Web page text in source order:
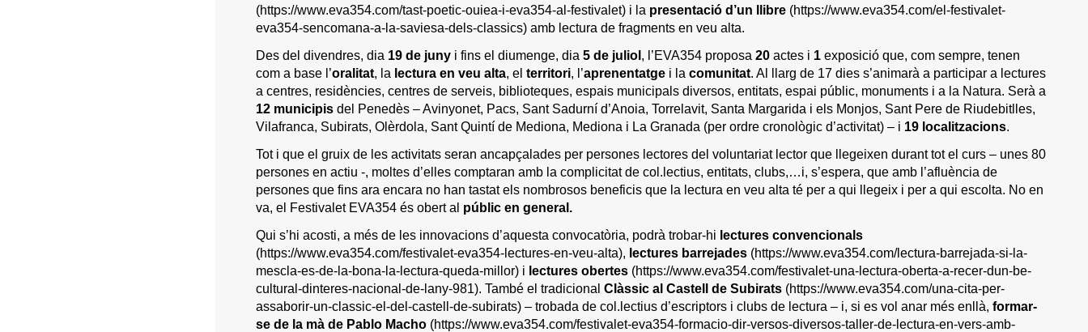
(https://www.eva354.com/tast-poetic-ouiea-i-eva354-al-festivalet) i la presentació d’un llibre (https://www.eva354.com/el-festivalet-
eva354-sencomana-a-la-saviesa-dels-classics) amb lectura de fragments en veu alta.
Des del divendres, dia 19 de juny i fins el diumenge, dia 5 de juliol , l’EVA354 proposa 20 actes i 1 exposició que, com sempre, tenen
com a base l’oralitat, la lectura en veu alta, el territori, l’aprenentatge i la comunitat. Al llarg de 17 dies s’animarà a participar a lectures
a centres, residències, centres de serveis, biblioteques, espais municipals diversos, entitats, espai públic, monuments i a la Natura. Serà a
12 municipis del Penedès – Avinyonet, Pacs, Sant Sadurní d’Anoia, Torrelavit, Santa Margarida i els Monjos, Sant Pere de Riudebitlles,
Vilafranca, Subirats, Olèrdola, Sant Quintí de Mediona, Mediona i La Granada (per ordre cronològic d’activitat) – i 19 localitzacions.
Tot i que el gruix de les activitats seran ancapçalades per persones lectores del voluntariat lector que llegeixen durant tot el curs – unes 80
persones en actiu -, moltes d’elles comptaran amb la complicitat de col.lectius, entitats, clubs,…i, s’espera, que amb l’afluència de
persones que fins ara encara no han tastat els nombrosos beneficis que la lectura en veu alta té per a qui llegeix i per a qui escolta. No en
va, el Festivalet EVA354 és obert al públic en general .
Qui s’hi acosti, a més de les innovacions d’aquesta convocatòria, podrà trobar-hi lectures convencionals
(https://www.eva354.com/festivalet-eva354-lectures-en-veu-alta), lectures barrejades (https://www.eva354.com/lectura-barrejada-si-la-
mescla-es-de-la-bona-la-lectura-queda-millor) i lectures obertes (https://www.eva354.com/festivalet-una-lectura-oberta-a-recer-dun-be-
cultural-dinteres-nacional-de-lany-981). També el tradicional Clàssic al Castell de Subirats (https://www.eva354.com/una-cita-per-
assaborir-un-classic-el-del-castell-de-subirats) – trobada de col.lectius d’escriptors i clubs de lectura – i, si es vol anar més enllà, formar-
se de la mà de Pablo Macho (https://www.eva354.com/festivalet-eva354-formacio-dir-versos-diversos-taller-de-lectura-en-vers-amb-